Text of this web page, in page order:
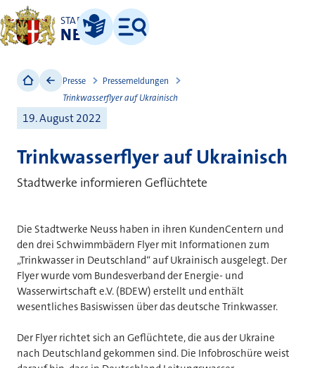
STADT
NEUSS
Leichte Sprache
Menü
Presse
Pressemeldungen
Trinkwasserflyer auf Ukrainisch
19. August 2022
Trinkwasserflyer auf Ukrainisch
Stadtwerke informieren Geflüchtete
Die Stadtwerke Neuss haben in ihren KundenCentern und
den drei Schwimmbädern Flyer mit Informationen zum
„Trinkwasser in Deutschland“ auf Ukrainisch ausgelegt. Der
Flyer wurde vom Bundesverband der Energie- und
Wasserwirtschaft e.V. (BDEW) erstellt und enthält
wesentliches Basiswissen über das deutsche Trinkwasser.
Der Flyer richtet sich an Geflüchtete, die aus der Ukraine
nach Deutschland gekommen sind. Die Infobroschüre weist